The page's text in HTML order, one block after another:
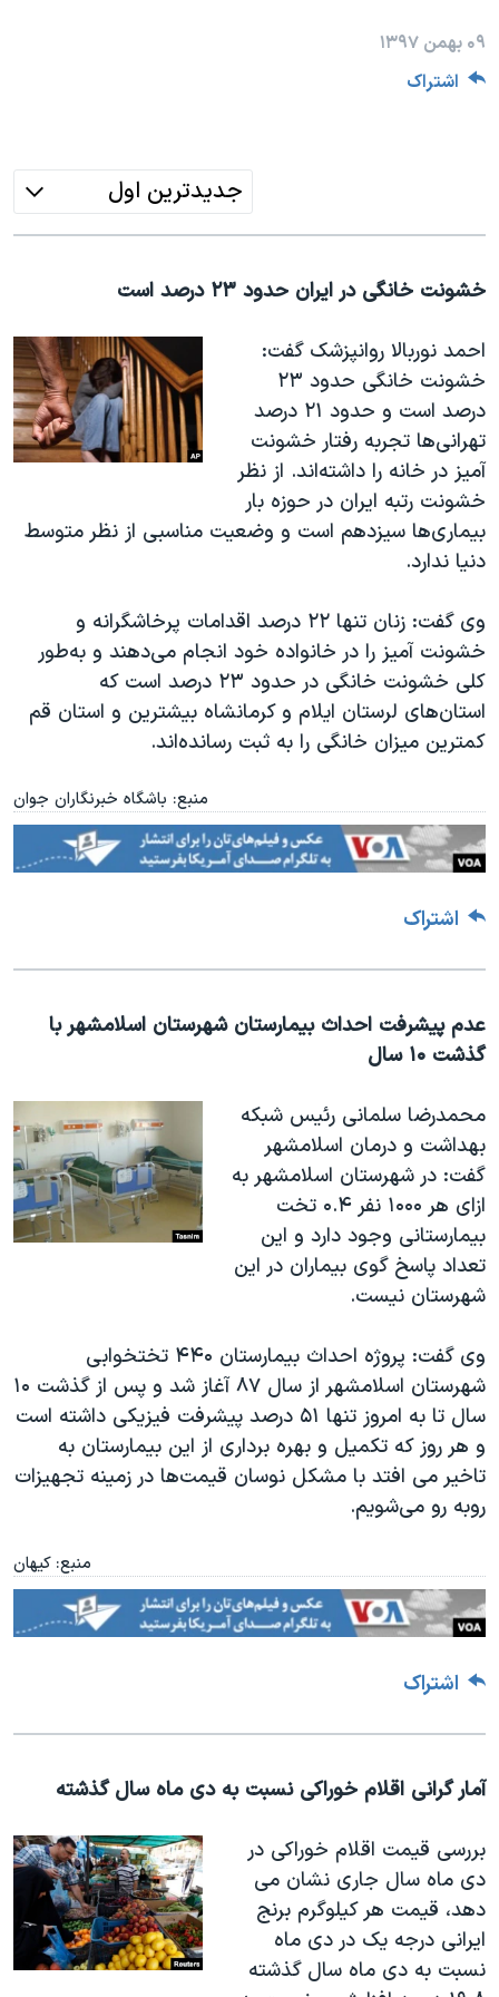
تریبونال مردمی آبان ۹۸
دادگاه حمید نوری
چهل سال گروگان‌گیری
قانون شفافیت دارائی کادر رهبری ایران
اعتراضات مردمی آبان ۹۸
اسرائیل در جنگ
نرگس محمدی برنده جایزه نوبل صلح
صفحه‌های ویژه
سفر پرزیدنت ترامپ به چین
۰۹ بهمن ۱۳۹۷
اشتراک
جدیدترین اول
خشونت خانگی در ایران حدود ۲۳ درصد است
احمد نوربالا روانپزشک گفت:
خشونت خانگی حدود ۲۳
درصد است و حدود ۲۱ درصد
تهرانی‌ها تجربه رفتار خشونت
آمیز در خانه را داشته‌اند. از نظر
خشونت رتبه ایران در حوزه بار
بیماری‌ها سیزدهم است و وضعیت مناسبی از نظر متوسط
دنیا ندارد.
وی گفت: زنان تنها ۲۲ درصد اقدامات پرخاشگرانه و
خشونت آمیز را در خانواده خود انجام می‌دهند و به‌طور
کلی خشونت خانگی در حدود ۲۳ درصد است که
استان‌‌های لرستان ایلام و کرمانشاه بیشترین و استان قم
کمترین میزان خانگی را به ثبت رسانده‌اند.
منبع: باشگاه خبرنگاران جوان
اشتراک
عدم پیشرفت احداث بیمارستان شهرستان اسلامشهر با
گذشت ۱۰ سال
محمدرضا سلمانی رئیس شبكه
بهداشت و درمان اسلامشهر
گفت: در شهرستان اسلامشهر به
ازای هر ۱۰۰۰ نفر ۰.۴ تخت
بیمارستانی وجود دارد و این
تعداد پاسخ گوی بیماران در این
شهرستان نیست.
وی گفت: پروژه احداث بیمارستان ۴۴۰ تختخوابی
شهرستان اسلامشهر از سال ۸۷ آغاز شد و پس از گذشت ۱۰
سال تا به امروز تنها ۵۱ درصد پیشرفت فیزیكی داشته است
و هر روز كه تكمیل و بهره برداری از این بیمارستان به
تاخیر می افتد با مشكل نوسان قیمت‌ها در زمینه تجهیزات
روبه رو می‌شویم.
منبع: کیهان
اشتراک
آمار گرانی اقلام خوراکی نسبت به دی ماه سال گذشته
بررسی قیمت اقلام خوراکی در
دی ماه سال جاری نشان می
دهد، قیمت هر کیلوگرم برنج
ایرانی درجه یک در دی ماه
نسبت به دی ماه سال گذشته